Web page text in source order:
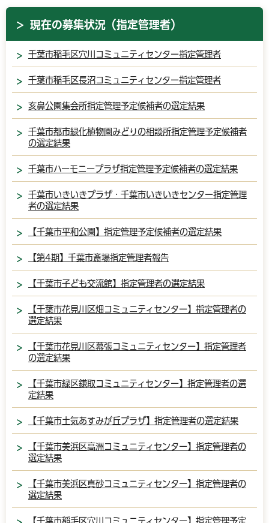
現在の募集状況（指定管理者）
千葉市稲毛区穴川コミュニティセンター指定管理者
千葉市稲毛区長沼コミュニティセンター指定管理者
亥鼻公園集会所指定管理予定候補者の選定結果
千葉市都市緑化植物園みどりの相談所指定管理予定候補者
の選定結果
千葉市ハーモニープラザ指定管理予定候補者の選定結果
千葉市いきいきプラザ・千葉市いきいきセンター指定管理
者の選定結果
【千葉市平和公園】指定管理予定候補者の選定結果
【第4期】千葉市斎場指定管理者報告
【千葉市子ども交流館】指定管理者の選定結果
【千葉市花見川区畑コミュニティセンター】指定管理者の
選定結果
【千葉市花見川区幕張コミュニティセンター】指定管理者
の選定結果
【千葉市緑区鎌取コミュニティセンター】指定管理者の選
定結果
【千葉市土気あすみが丘プラザ】指定管理者の選定結果
【千葉市美浜区高洲コミュニティセンター】指定管理者の
選定結果
【千葉市美浜区真砂コミュニティセンター】指定管理者の
選定結果
【千葉市稲毛区穴川コミュニティセンター】指定管理予定